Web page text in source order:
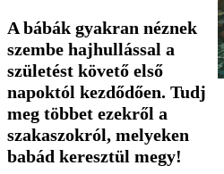
A bábák gyakran néznek
szembe hajhullással a
születést követő első
napoktól kezdődően. Tudj
meg többet ezekről a
szakaszokról, melyeken
babád keresztül megy!